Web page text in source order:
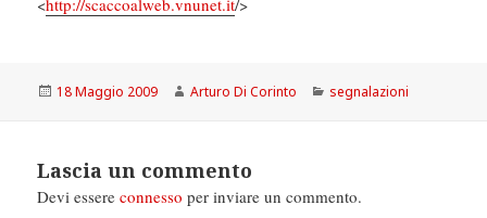
<http://scaccoalweb.vnunet.it/>
Scritto
18 Maggio 2009 Autore
Arturo Di Corinto Categorie
segnalazioni
Lascia un commento
Devi essereconnesso per inviare un commento.